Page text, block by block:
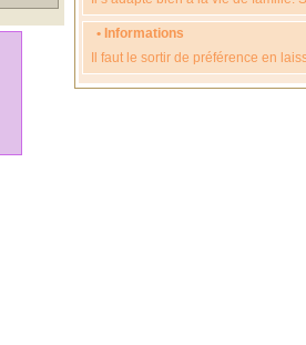
• Informations
Il faut le sortir de préférence en